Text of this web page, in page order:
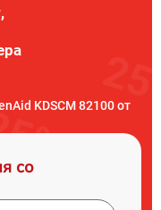
KDSCM 82100 от
со